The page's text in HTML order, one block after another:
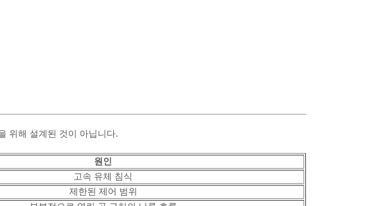
위해 설계된 것이 아닙니다.
원인
고속 유체 침식
제한된 제어 범위